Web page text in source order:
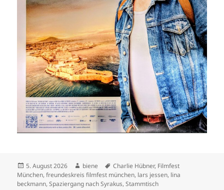
Veröffentlicht
am
5. August 2026 Autor
biene Schlagwörter
Charlie Hübner, Filmfest
München,freundeskreis filmfest münchen, lars jessen, lina
beckmann,Spaziergang nach Syrakus,Stammtisch